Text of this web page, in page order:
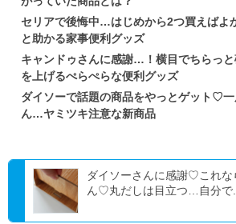
セリアで後悔中…はじめから2つ買えばよ
と助かる家事便利グッズ
キャンドゥさんに感謝…！横目でちらっ
を上げるぺらぺらな便利グッズ
ダイソーで話題の商品をやっとゲット♡
ん…ヤミツキ注意な新商品
ダイソーさんに感謝♡これな
ん♡丸だしは目立つ…自分で...